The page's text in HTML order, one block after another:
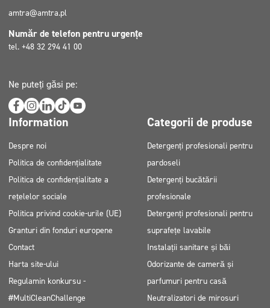
amtra@amtra.pl
Număr de telefon pentru urgențe
tel. +48 32 294 41 00
Ne puteți găsi pe:
Information
Despre noi
Politica de confidențialitate
Politica de confidențialitate a
rețelelor sociale
Politica privind cookie-urile (UE)
Granturi din fonduri europene
Contact
Harta site-ului
Regulamin konkursu -
#MultiCleanChallenge
Categorii de produse
Detergenți profesionali pentru
pardoseli
Detergenți bucătării
profesionale
Detergenți profesionali pentru
suprafețe lavabile
Instalații sanitare și băi
Odorizante de cameră și
parfumuri pentru casă
Neutralizatori de mirosuri